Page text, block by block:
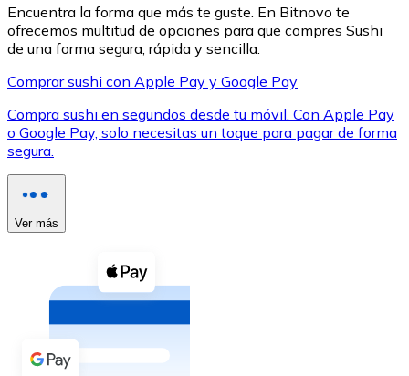
XRP
XRP
Efectivo
Comprar con efectivo
Transferencia SEPA
Añade fondos a tu cuenta Bitnovo o realiza compras
Encuentra la forma que más te guste. En Bitnovo te
ofrecemos multitud de opciones para que compres Sushi
de una forma segura, rápida y sencilla.
Comprar sushi con Apple Pay y Google Pay
Compra sushi en segundos desde tu móvil. Con Apple Pay
o Google Pay, solo necesitas un toque para pagar de forma
segura.
Ver más